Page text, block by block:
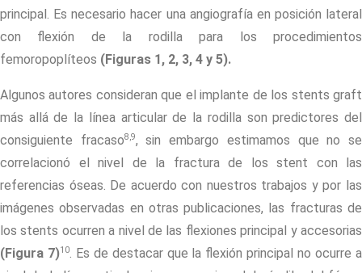
principal. Es necesario hacer una angiografía en posición lateral
con flexión de la rodilla para los procedimientos
femoropoplíteos (Figuras 1, 2, 3, 4 y 5).
Algunos autores consideran que el implante de los stents graft
más allá de la línea articular de la rodilla son predictores del
consiguiente fracaso8,9, sin embargo estimamos que no se
correlacionó el nivel de la fractura de los stent con las
referencias óseas. De acuerdo con nuestros trabajos y por las
imágenes observadas en otras publicaciones, las fracturas de
losstents ocurren a nivel de las flexiones principal y accesorias
(Figura 7)10. Es de destacar que la flexión principal no ocurre a